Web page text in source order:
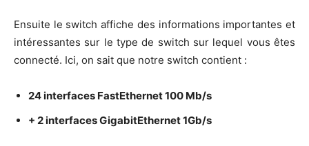
Ensuite le switch affiche des infor­ma­tions impor­tantes et
inté­res­santes sur le type de switch sur lequel vous êtes
connec­té. Ici, on sait que notre switch contient :
24 inter­faces Fas­tE­ther­net 100 Mb/s
+ 2 inter­faces Giga­bi­tE­ther­net 1Gb/s